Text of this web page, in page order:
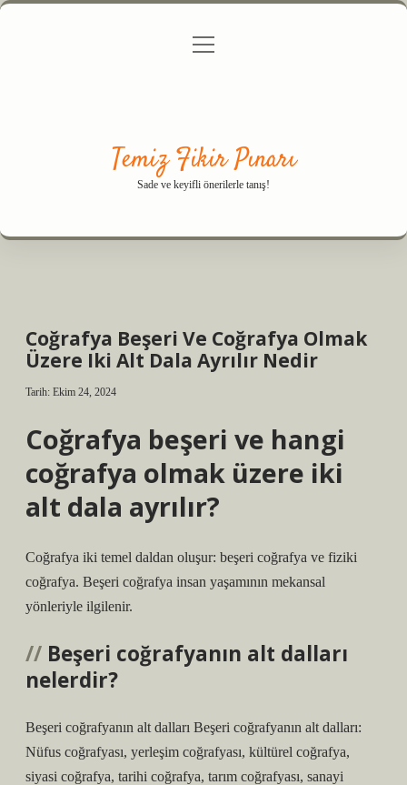
Gizlilik Politikası
menüyü
Temiz Fikir Pınarı
Sade ve keyifli önerilerle tanış!
Coğrafya Beşeri Ve Coğrafya Olmak
Üzere Iki Alt Dala Ayrılır Nedir
Tarih: Ekim 24, 2024
Coğrafya beşeri ve hangi
coğrafya olmak üzere iki
alt dala ayrılır?
Coğrafya iki temel daldan oluşur: beşeri coğrafya ve fiziki
coğrafya. Beşeri coğrafya insan yaşamının mekansal
yönleriyle ilgilenir.
Beşeri coğrafyanın alt dalları
nelerdir?
Beşeri coğrafyanın alt dalları Beşeri coğrafyanın alt dalları:
Nüfus coğrafyası, yerleşim coğrafyası, kültürel coğrafya,
siyasi coğrafya, tarihi coğrafya, tarım coğrafyası, sanayi